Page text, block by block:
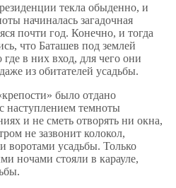
текла обыденно, и
начиналась загадочная
почти год. Конечно, и тогда
что Баташев под землей
в них вход, для чего они
из обитателей усадьбы.
было отдано
наступлением темноты
и не сметь отворять ни окна,
не зазвонит колокол,
усадьбы. Только
ночами стояли в карауле,